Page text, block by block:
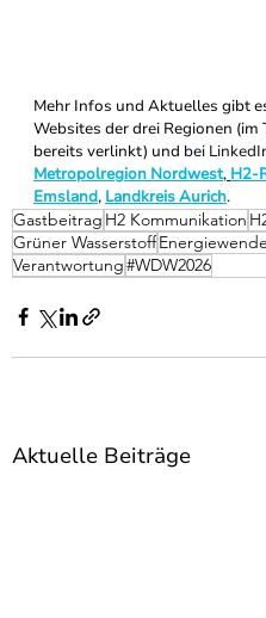
Mehr Infos und Aktuelles gibt
Websites der drei Regionen (im
bereits verlinkt) und bei
Metropolregion Nordwest, H2-
Emsland, Landkreis Aurich.
Gastbeitrag H2 Kommunikation
Grüner WasserstoffEnergiewende
Verantwortung#WDW2026
Aktuelle Beiträge